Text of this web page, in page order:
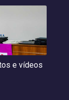
e vídeos